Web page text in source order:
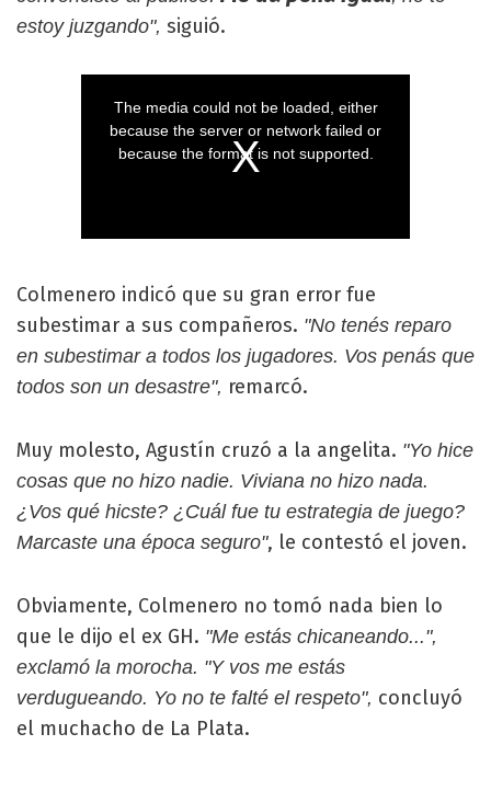
estoy juzgando", siguió.
Colmenero indicó que su gran error fue
subestimar a sus compañeros. "No tenés reparo
en subestimar a todos los jugadores. Vos penás que
todos son un desastre", remarcó.
Muy molesto, Agustín cruzó a la angelita. "Yo hice
cosas que no hizo nadie. Viviana no hizo nada.
¿Vos qué hicste? ¿Cuál fue tu estrategia de juego?
Marcaste una época seguro", le contestó el joven.
Obviamente, Colmenero no tomó nada bien lo
que le dijo el ex GH. "Me estás chicaneando...",
exclamó la morocha. "Y vos me estás
verdugueando. Yo no te falté el respeto", concluyó
el muchacho de La Plata.